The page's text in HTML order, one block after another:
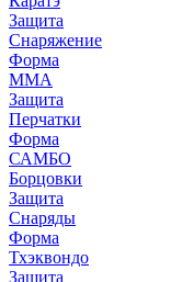
Защита
Снаряжение
Форма
ММА
Защита
Перчатки
Форма
САМБО
Борцовки
Защита
Снаряды
Форма
Тхэквондо
Защита